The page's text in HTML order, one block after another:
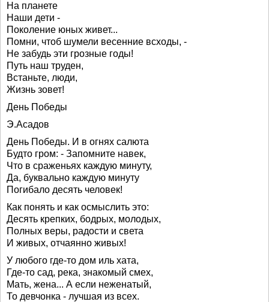
На планете
Наши дети -
Поколение юных живет...
Помни, чтоб шумели весенние всходы, -
Не забудь эти грозные годы!
Путь наш труден,
Встаньте, люди,
Жизнь зовет!
День Победы
Э.Асадов
День Победы. И в огнях салюта
Будто гром: - Запомните навек,
Что в сраженьях каждую минуту,
Да, буквально каждую минуту
Погибало десять человек!
Как понять и как осмыслить это:
Десять крепких, бодрых, молодых,
Полных веры, радости и света
И живых, отчаянно живых!
У любого где-то дом иль хата,
Где-то сад, река, знакомый смех,
Мать, жена... А если неженатый,
То девчонка - лучшая из всех.